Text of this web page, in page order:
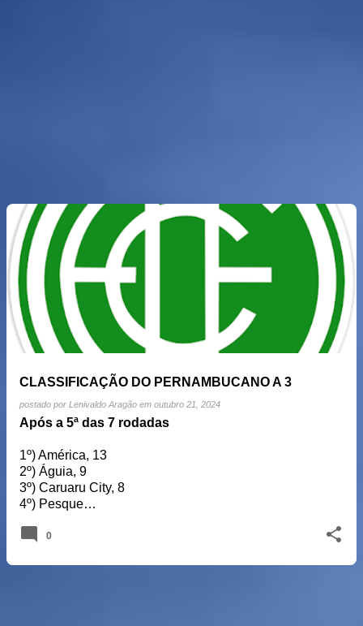
CLASSIFICAÇÃO DO PERNAMBUCANO A 3
postado por Lenivaldo Aragão em outubro 21, 2024
Após a 5ª das 7 rodadas
1º) América, 13
2º) Águia, 9
3º) Caruaru City, 8
4º) Pesque…
0